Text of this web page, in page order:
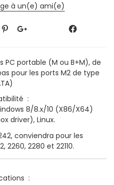
à un(e) ami(e)
PC portable (M ou B+M), de
pour les ports M2 de type
:
8/8.x/10 (X86/X64)
driver), Linux.
conviendra pour les
2280 et 22110.
: